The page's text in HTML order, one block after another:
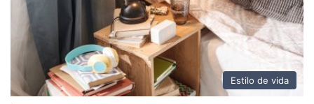
Estilo de vida